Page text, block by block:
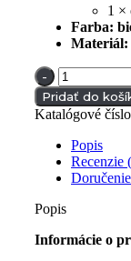
1 ×
Farba:
Materiál:
množstvo
Bavlnené
saténové
obliečky
Lúčny
kvet
ks
x
Pridať do
Katalógové
Popis
Recenzie
Doručenie
Popis
Informácie o